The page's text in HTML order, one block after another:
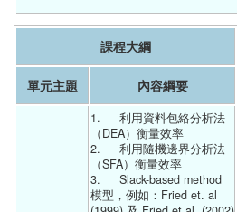
課程大綱
單元主題
內容綱要
1.	利用資料包絡分析法
（DEA）衡量效率
2.	利用隨機邊界分析法
（SFA）衡量效率
3.	Slack-based method
模型，例如：Fried et. al